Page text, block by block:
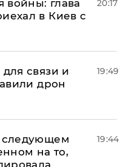
войны: глава
в Киев с
20:17
связи и
дрон
19:49
следующем
на то,
19:44